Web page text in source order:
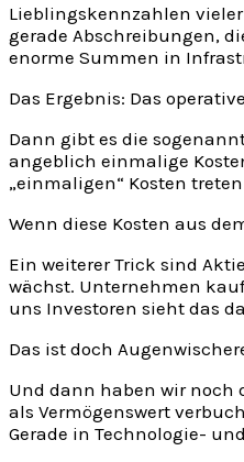
Lieblingskennzahlen vieler
gerade Abschreibungen,
enorme Summen in
Das Ergebnis: Das
Dann gibt es die
angeblich einmalige
„einmaligen“ Kosten
Wenn diese Kosten aus
Ein weiterer Trick sind
wächst. Unternehmen
uns Investoren sieht das
Das ist doch
Und dann haben wir
als Vermögenswert
Gerade in Technologie-